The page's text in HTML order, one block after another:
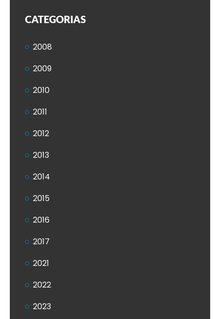
CATEGORIAS
2008
2009
2010
2011
2012
2013
2014
2015
2016
2017
2021
2022
2023